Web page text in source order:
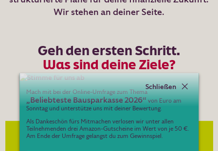
Dein Konto
Berater:in suchen
Wir stehen an deiner Seite.
Geh den ersten Schritt.
Was sind deine Ziele?
Mach mit bei der Online-Umfrage zum Thema
„Beliebteste Bausparkasse 2026“von Euro am
Sonntag und unterstütze uns mit deiner Bewertung.
Als Dankeschön fürs Mitmachen verlosen wir unter allen
Teilnehmenden drei Amazon-Gutscheine im Wert von je 50 €.
Am Ende der Umfrage gelangst du zum Gewinnspiel.
Schließen